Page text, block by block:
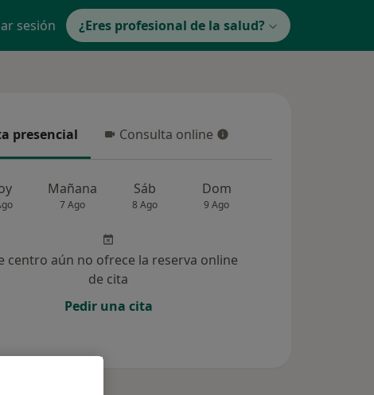
sesión ¿Eres profesional de la salud?
presencial Consulta online
Consulta online
Mañana
7 Ago
Sáb
8 Ago
Dom
9 Ago
centro aún no ofrece la reserva online
de cita
Pedir una cita